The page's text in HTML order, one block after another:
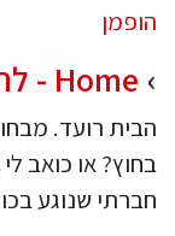
Home - להקת המחול יניב הופמן
הבית רועד.
בחוץ? או כואב
חברתי שנוגע